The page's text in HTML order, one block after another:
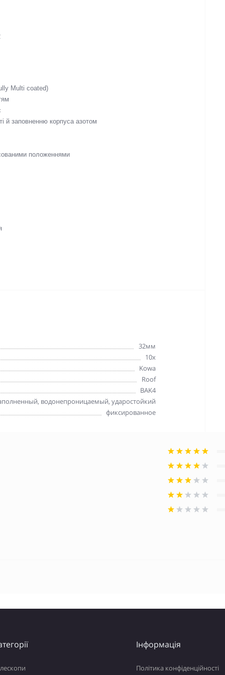
Multi coated)
й заповненню корпуса азотом
положеннями
32мм
10x
Kowa
Roof
BAK4
водонепроницаемый, ударостойкий
фиксированное
Інформація
Політика конфіденційності